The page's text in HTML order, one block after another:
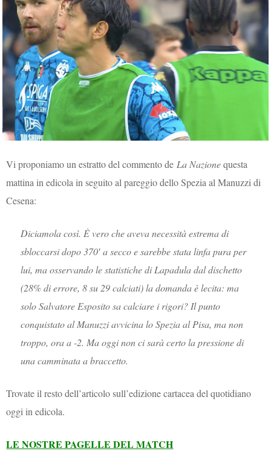
Vi proponiamo un estratto del commento de La Nazionequesta
mattina in edicola in seguito al pareggio dello Spezia al Manuzzi di
Cesena:
Diciamola così. È vero che aveva necessità estrema di
sbloccarsi dopo 370′ a secco e sarebbe stata linfa pura per
lui, ma osservando le statistiche di Lapadula dal dischetto
(28% di errore, 8 su 29 calciati) la domanda è lecita: ma
solo Salvatore Esposito sa calciare i rigori? Il punto
conquistato al Manuzzi avvicina lo Spezia al Pisa, ma non
troppo, ora a -2. Ma oggi non ci sarà certo la pressione di
una camminata a braccetto.
Trovate il resto dell’articolo sull’edizione cartacea del quotidiano
oggi in edicola.
LE NOSTRE PAGELLE DEL MATCH